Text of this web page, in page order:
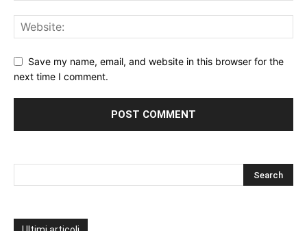
Save my name, email, and website in this browser for the
next time I comment.